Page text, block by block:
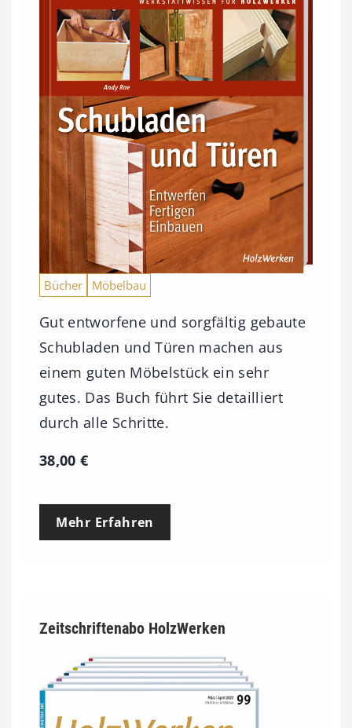
Bücher Möbelbau
Gut entworfene und sorgfältig gebaute
Schubladen und Türen machen aus
einem guten Möbelstück ein sehr
gutes. Das Buch führt Sie detailliert
durch alle Schritte.
38,00€
Mehr Erfahren
Zeitschriftenabo HolzWerken